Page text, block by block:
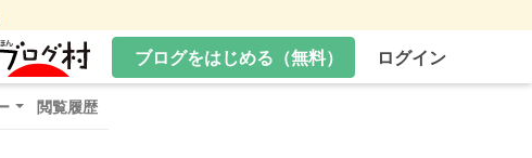
ブログをはじめる（無料）
ログイン
閲覧履歴